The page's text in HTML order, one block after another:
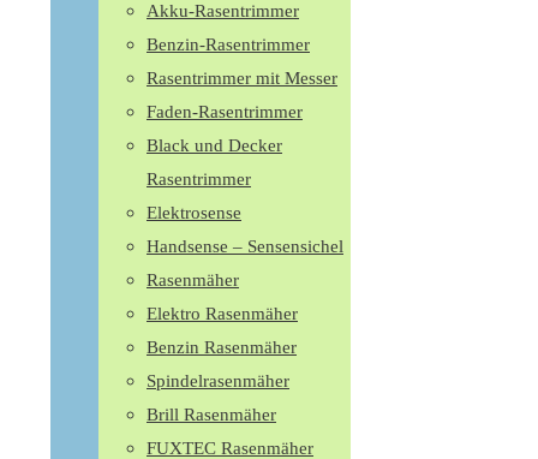
Akku-Rasentrimmer
Benzin-Rasentrimmer
Rasentrimmer mit Messer
Faden-Rasentrimmer
Black und Decker
Rasentrimmer
Elektrosense
Handsense – Sensensichel
Rasenmäher
Elektro Rasenmäher
Benzin Rasenmäher
Spindelrasenmäher
Brill Rasenmäher
FUXTEC Rasenmäher